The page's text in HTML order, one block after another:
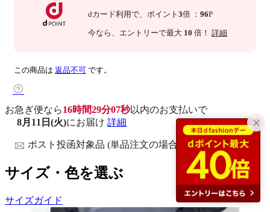
dカード利用で、ポイント3倍 ：96P
今なら 、エントリーで最大 10 倍！詳細
この商品は 返品不可 です。
お急ぎ便なら16時間29分05秒以内のお支払いで
8月11日(火)にお届け 詳細
ポスト投函対象品 (単品注文の場合)
サイズ・色を選ぶ
サイズガイド